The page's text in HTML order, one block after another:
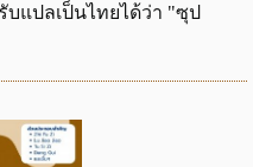
แปลเป็นไทยได้ว่า "ซุป